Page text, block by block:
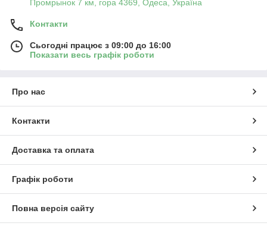
Промрынок 7 км, гора 4369, Одеса, Україна
Контакти
Сьогодні працює з 09:00 до 16:00
Показати весь графік роботи
Про нас
Контакти
Доставка та оплата
Графік роботи
Повна версія сайту